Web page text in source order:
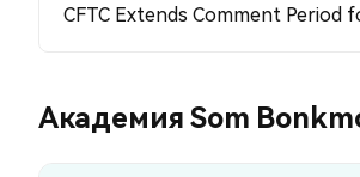
CFTC Extends Comment Period
Академия Som